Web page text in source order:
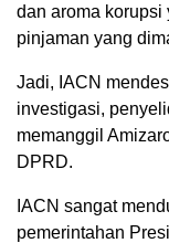
dan aroma korupsi
pinjaman yang
Jadi, IACN
investigasi,
memanggil
DPRD.
IACN sangat
pemerintahan